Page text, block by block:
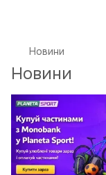
Новини
Новини